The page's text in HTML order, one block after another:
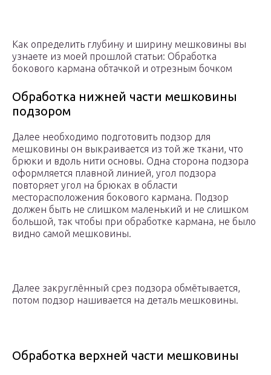
Как определить глубину и ширину мешковины вы
узнаете из моей прошлой статьи: Обработка
бокового кармана обтачкой и отрезным бочком
Обработка нижней части мешковины
подзором
Далее необходимо подготовить подзор для
мешковины он выкраивается из той же ткани, что
брюки и вдоль нити основы. Одна сторона подзора
оформляется плавной линией, угол подзора
повторяет угол на брюках в области
месторасположения бокового кармана. Подзор
должен быть не слишком маленький и не слишком
большой, так чтобы при обработке кармана, не было
видно самой мешковины.
Далее закруглённый срез подзора обмётывается,
потом подзор нашивается на деталь мешковины.
Обработка верхней части мешковины